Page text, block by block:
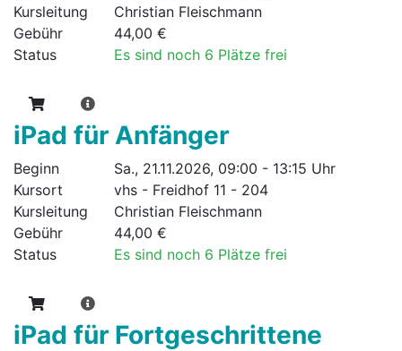
Kursleitung
Christian Fleischmann
Gebühr
44,00 €
Status
Es sind noch 6 Plätze frei
iPad für Anfänger
Beginn
Sa., 21.11.2026, 09:00 - 13:15 Uhr
Kursort
vhs - Freidhof 11 - 204
Kursleitung
Christian Fleischmann
Gebühr
44,00 €
Status
Es sind noch 6 Plätze frei
iPad für Fortgeschrittene